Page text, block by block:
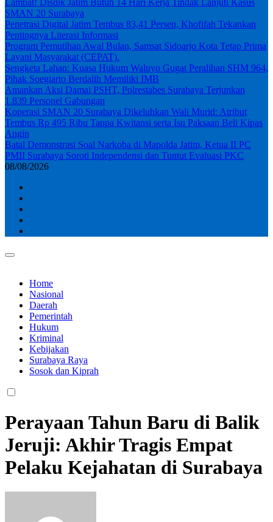
SMAN 20 Surabaya
Penetrasi Digital Jatim Tembus 83,41 Persen, Khofifah Tekankan
Pentingnya Literasi Informasi
Program Pemutihan Awal Bulan, Samsat Sidoarjo Kota Tetap Prima
Layani Masyarakat (CEPAT).
Sengketa Lahan: Kuasa Hukum Waluyo Gugat Peralihan SHM 964,
Pihak Soegiarto Berdalih Memiliki IMB
Amankan Aksi Damai PSHT, Polrestabes Surabaya Terjunkan
1.839 Personel Gabungan
Koperasi SMAN 20 Surabaya Dikeluhkan Wali Murid: Atribut
Tembus Rp 495 Ribu Tanpa Kwitansi serta Isu Paksaan Beli Kipas
Angin
Batal Demonstrasi Soal Narkoba di Mapolda Jatim, Ketua II PC
PMII Surabaya Soroti Independensi dan Tuntut Evaluasi PKC
08/08/2026
Home
Nasional
Daerah
Pemerintah
Hukum
Kriminal
Kebijakan
Surabaya Raya
Sosok dan Kiprah
Perayaan Tahun Baru di Balik
Jeruji: Akhir Tragis Empat
Pelaku Kejahatan di Surabaya